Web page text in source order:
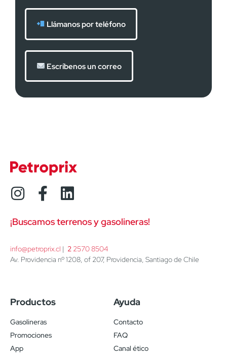
Llámanos por teléfono
Escríbenos un correo
¡Buscamos terrenos y gasolineras!
info@petroprix.cl | 2 2570 8504
Av. Providencia nº 1208, of 207, Providencia, Santiago de Chile
Productos
Gasolineras
Promociones
App
Ayuda
Contacto
FAQ
Canal ético